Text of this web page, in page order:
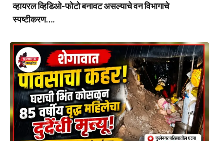
व्हायरल व्हिडिओ-फोटो बनावट असल्याचे वन विभागाचे
स्पष्टीकरण….